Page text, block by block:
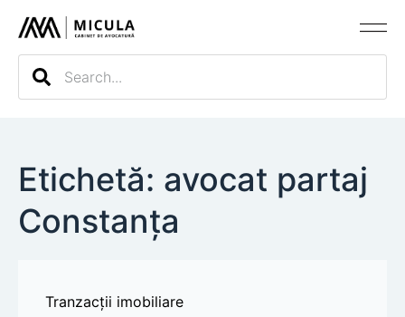
Etichetă: avocat partaj
Constanța
Tranzacții imobiliare